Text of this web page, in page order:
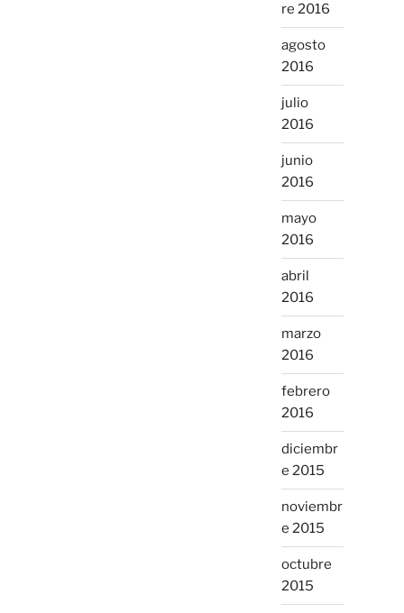
re 2016
agosto
2016
julio
2016
junio
2016
mayo
2016
abril
2016
marzo
2016
febrero
2016
diciembr
e 2015
noviembr
e 2015
octubre
2015